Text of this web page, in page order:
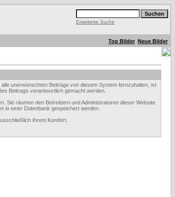
Erweiterte Suche
Top Bilder Neue Bilder
unerwünschten Beiträge von diesem System fernzuhalten, ist
Beitrags verantwortlich gemacht werden.
Sie räumen den Betreibern und Administratoren dieser Website
in einer Datenbank gespeichert werden.
Ihrem Komfort.